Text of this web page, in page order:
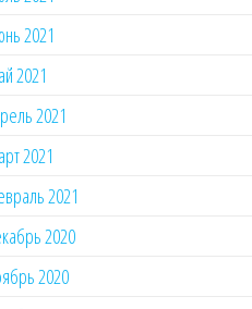
2021
2021
2021
2021
2021
2020
2020